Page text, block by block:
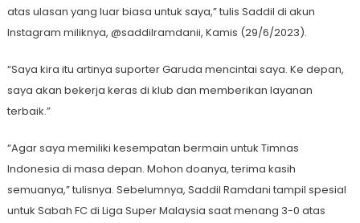
atas ulasan yang luar biasa untuk saya,” tulis Saddil di akun
Instagram miliknya, @saddilramdanii, Kamis (29/6/2023).
“Saya kira itu artinya suporter Garuda mencintai saya. Ke depan,
saya akan bekerja keras di klub dan memberikan layanan
terbaik.”
“Agar saya memiliki kesempatan bermain untuk Timnas
Indonesia di masa depan. Mohon doanya, terima kasih
semuanya,” tulisnya. Sebelumnya, Saddil Ramdani tampil spesial
untuk Sabah FC di Liga Super Malaysia saat menang 3-0 atas